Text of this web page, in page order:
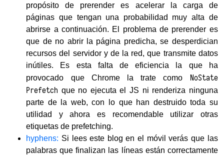
propósito de prerender es acelerar la carga de
páginas que tengan una probabilidad muy alta de
abrirse a continuación. El problema de prerender es
que de no abrir la página predicha, se desperdician
recursos del servidor y de la red, que transmite datos
inútiles. Es esta falta de eficiencia la que ha
provocado que Chrome la trate como NoState
Prefetch que no ejecuta el JS ni renderiza ninguna
parte de la web, con lo que han destruido toda su
utilidad y ahora es recomendable utilizar otras
etiquetas de prefetching.
hyphens: Si lees este blog en el móvil verás que las
palabras que finalizan las líneas están correctamente